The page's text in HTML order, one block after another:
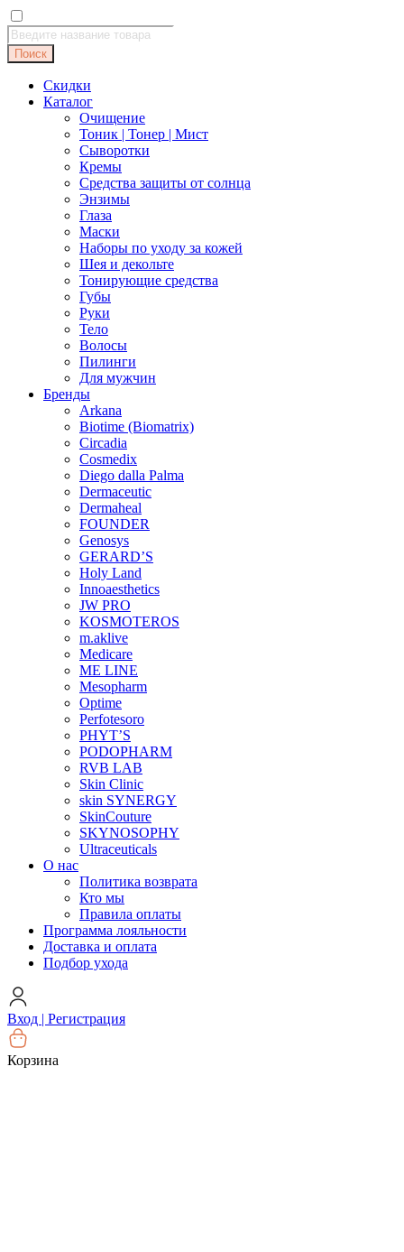
Поиск
товаров
Поиск
Скидки
Каталог
Очищение
Тоник | Тонер | Мист
Сыворотки
Кремы
Средства защиты от солнца
Энзимы
Глаза
Маски
Наборы по уходу за кожей
Шея и декольте
Тонирующие средства
Губы
Руки
Тело
Волосы
Пилинги
Для мужчин
Бренды
Arkana
Biotime (Biomatrix)
Circadia
Cosmedix
Diego dalla Palma
Dermaceutic
Dermaheal
FOUNDER
Genosys
GERARD’S
Holy Land
Innoaesthetics
JW PRO
KOSMOTEROS
m.aklive
Medicare
ME LINE
Mesopharm
Optime
Perfotesoro
PHYT’S
PODOPHARM
RVB LAB
Skin Clinic
skin SYNERGY
SkinCouture
SKYNOSOPHY
Ultraceuticals
О нас
Политика возврата
Кто мы
Правила оплаты
Программа лояльности
Доставка и оплата
Подбор ухода
Вход | Регистрация
Корзина